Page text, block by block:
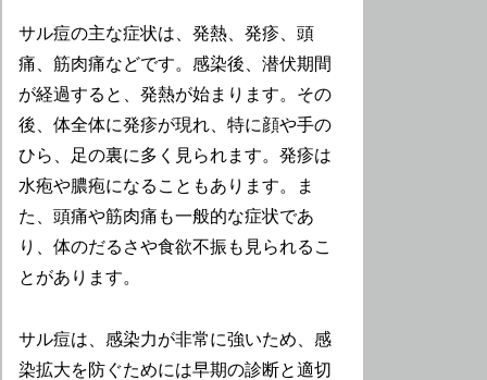
サル痘の主な症状は、発熱、発疹、頭
痛、筋肉痛などです。感染後、潜伏期間
が経過すると、発熱が始まります。その
後、体全体に発疹が現れ、特に顔や手の
ひら、足の裏に多く見られます。発疹は
水疱や膿疱になることもあります。ま
た、頭痛や筋肉痛も一般的な症状であ
り、体のだるさや食欲不振も見られるこ
とがあります。
サル痘は、感染力が非常に強いため、感
染拡大を防ぐためには早期の診断と適切